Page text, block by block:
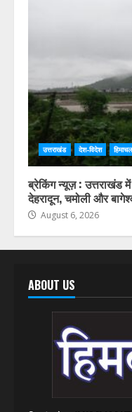
उत्तराखंड देश-विदेश
ब्रेकिंग न्यूज़ : उत्तराखंड में
देहरादून, चमोली और
August 6, 2026
ABOUT US